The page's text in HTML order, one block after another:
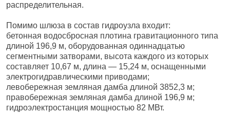
распределительная.
Помимо шлюза в состав гидроузла входит:
бетонная водосбросная плотина гравитационного типа
длиной 196,9 м, оборудованная одиннадцатью
сегментными затворами, высота каждого из которых
составляет 10,67 м, длина — 15,24 м, оснащенными
электрогидравлическими приводами;
левобережная земляная дамба длиной 3852,3 м;
правобережная земляная дамба длиной 196,9 м;
гидроэлектростанция мощностью 82 МВт.